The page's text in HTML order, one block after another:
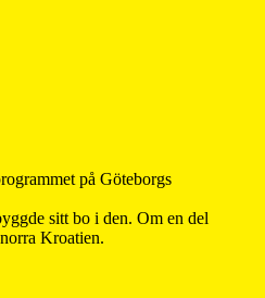
på Göteborgs
sitt bo i den. Om en del
Kroatien.